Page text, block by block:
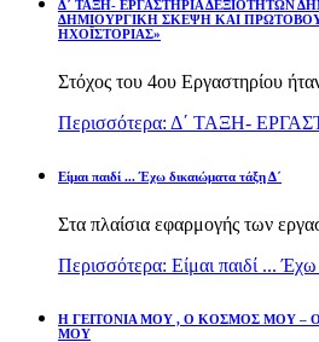
Δ΄ ΤΑΞΗ- ΕΡΓΑΣΤΗΡΙΑ ΔΕΞΙΟΤΗΤΩΝ
ΔΗΜΙΟΥΡΓΙΚΗ ΣΚΕΨΗ ΚΑΙ
ΗΧΟΪΣΤΟΡΙΑΣ»
Στόχος του 4ου Εργαστηρίου
Περισσότερα: Δ΄ ΤΑΞΗ-
Είμαι παιδί ... Έχω δικαιώματα τάξη Δ΄
Στα πλαίσια εφαρμογής των
Περισσότερα: Είμαι παιδί ...
Η ΓΕΙΤΟΝΙΑ ΜΟΥ , Ο ΚΟΣΜΟΣ ΜΟΥ –
ΜΟΥ